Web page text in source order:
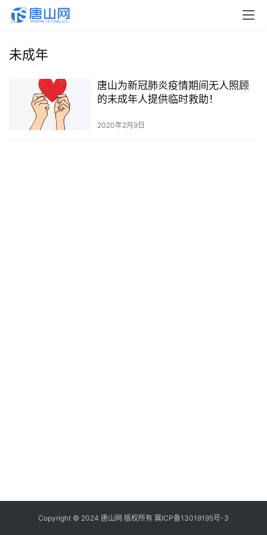
未成年
唐山为新冠肺炎疫情期间无人照顾
的未成年人提供临时救助！
2020年2月9日
Copyright © 2024 唐山网 版权所有 冀ICP备13019195号-3